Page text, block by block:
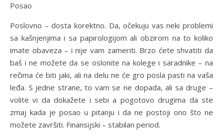
Posao
Poslovno – dosta korektno. Da, očekuju vas neki problemi
sa kašnjenjima i sa papirologijom ali obzirom na to koliko
imate obaveza – i nije vam zameriti. Brzo ćete shvatiti da
baš i ne možete da se oslonite na kolege i saradnike – na
rečima će biti jaki, ali na delu ne će gro posla pasti na vaša
leđa. S jedne strane, to vam se ne dopada, ali sa druge –
volite vi da dokažete i sebi a pogotovo drugima da ste
zmaj kada je posao u pitanju i da ne postoji ono što ne
možete završiti. Finansijski – stabilan period.